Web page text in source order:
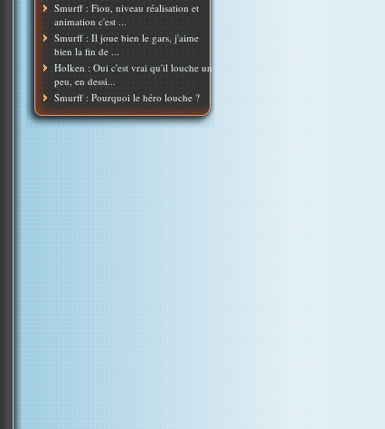
Smurff : Fiou, niveau réalisation et
animation c'est ...
Smurff : Il joue bien le gars, j'aime
bien la fin de ...
Holken : Oui c'est vrai qu'il louche un
peu, en dessi...
Smurff : Pourquoi le héro louche ?